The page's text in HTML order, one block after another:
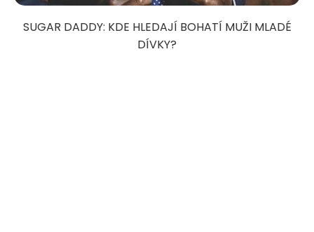
SUGAR DADDY: KDE HLEDAJÍ BOHATÍ MUŽI MLADÉ
DÍVKY?